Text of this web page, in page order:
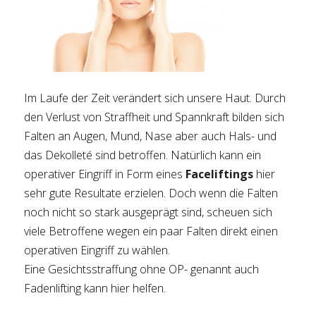
Im Laufe der Zeit verändert sich unsere Haut. Durch
den Verlust von Straffheit und Spannkraft bilden sich
Falten an Augen, Mund, Nase aber auch Hals- und
das Dekolleté sind betroffen. Natürlich kann ein
operativer Eingriff in Form eines Faceliftings hier
sehr gute Resultate erzielen. Doch wenn die Falten
noch nicht so stark ausgeprägt sind, scheuen sich
viele Betroffene wegen ein paar Falten direkt einen
operativen Eingriff zu wählen.
Eine Gesichtsstraffung ohne OP- genannt auch
Fadenlifting kann hier helfen.